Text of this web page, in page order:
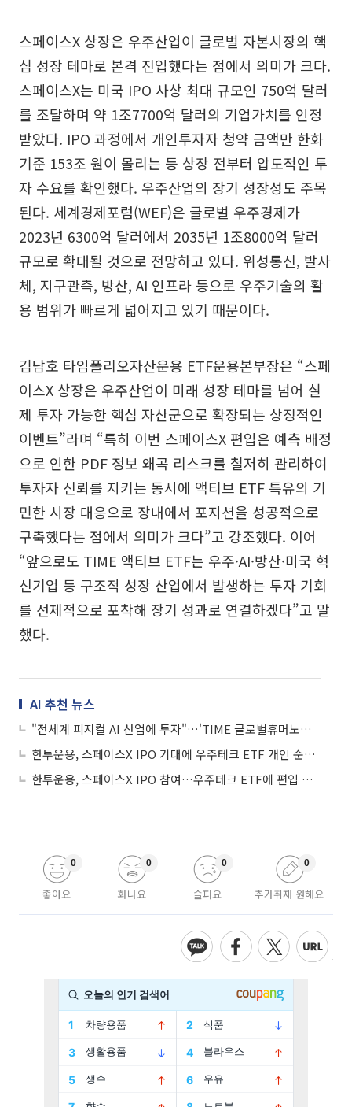
스페이스X 상장은 우주산업이 글로벌 자본시장의 핵
심 성장 테마로 본격 진입했다는 점에서 의미가 크다.
스페이스X는 미국 IPO 사상 최대 규모인 750억 달러
를 조달하며 약 1조7700억 달러의 기업가치를 인정
받았다. IPO 과정에서 개인투자자 청약 금액만 한화
기준 153조 원이 몰리는 등 상장 전부터 압도적인 투
자 수요를 확인했다. 우주산업의 장기 성장성도 주목
된다. 세계경제포럼(WEF)은 글로벌 우주경제가
2023년 6300억 달러에서 2035년 1조8000억 달러
규모로 확대될 것으로 전망하고 있다. 위성통신, 발사
체, 지구관측, 방산, AI 인프라 등으로 우주기술의 활
용 범위가 빠르게 넓어지고 있기 때문이다.
김남호 타임폴리오자산운용 ETF운용본부장은 “스페
이스X 상장은 우주산업이 미래 성장 테마를 넘어 실
제 투자 가능한 핵심 자산군으로 확장되는 상징적인
이벤트”라며 “특히 이번 스페이스X 편입은 예측 배정
으로 인한 PDF 정보 왜곡 리스크를 철저히 관리하여
투자자 신뢰를 지키는 동시에 액티브 ETF 특유의 기
민한 시장 대응으로 장내에서 포지션을 성공적으로
구축했다는 점에서 의미가 크다”고 강조했다. 이어
“앞으로도 TIME 액티브 ETF는 우주·AI·방산·미국 혁
신기업 등 구조적 성장 산업에서 발생하는 투자 기회
를 선제적으로 포착해 장기 성과로 연결하겠다”고 말
했다.
AI 추천 뉴스
"전세계 피지컬 AI 산업에 투자"…'TIME 글로벌휴머노이드로봇산업액티브 ETF' 상장
한투운용, 스페이스X IPO 기대에 우주테크 ETF 개인 순매수 600억 돌파
한투운용, 스페이스X IPO 참여…우주테크 ETF에 편입 추진
좋아요
0
화나요
0
슬퍼요
0
추가취재 원해요
0